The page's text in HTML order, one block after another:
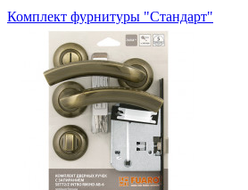
Комплект фурнитуры "Стандарт"